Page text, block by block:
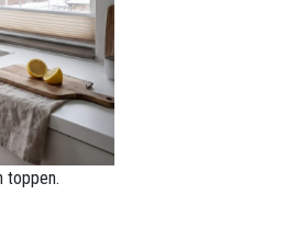
toppen.